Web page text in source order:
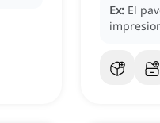
Ex: El